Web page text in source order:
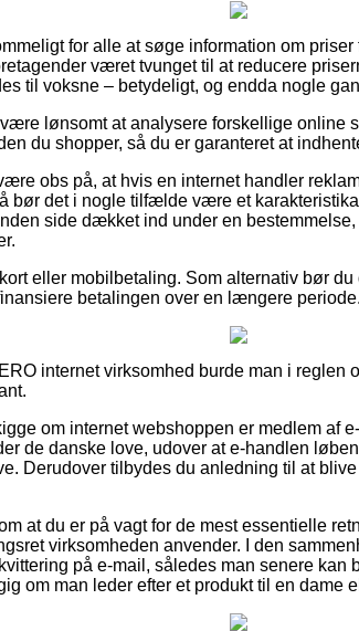
for alle at søge information om
været tvunget til at reducere
til voksne – betydeligt, og endda nogle
lønsomt at analysere forskellige online
du shopper, så du er garanteret at
obs på, at hvis en internet handler
bør det i nogle tilfælde være et
side dækket ind under en
eller mobilbetaling. Som alternativ bør
betalingen over en længere periode.
internet virksomhed burde man i reglen
om internet webshoppen er medlem af
de danske love, udover at e-handlen
Derudover tilbydes du anledning til at
at du er på vagt for de mest essentielle
virksomheden anvender. I den
på e-mail, således man senere kan
om man leder efter et produkt til en dame